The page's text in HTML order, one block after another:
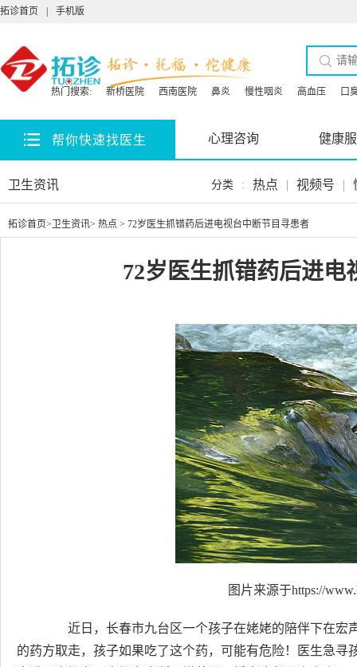
拓诊首页 手机版
热门搜索: 新桥医院 西南医院 鼻炎 慢性咽炎 高血压 口
帮你快速找医生 心理咨询 健康
卫生资讯 分类 : 热点 | 视频号 |
拓诊首页> 卫生资讯> 热点 > 72岁医生抓错药后进电视台中断节目寻患者
72岁医生抓错药后进电
图片来源于https://
近日，长春市九台区一个孩子在姥姥的陪伴下在宏
的药方取走，孩子如果吃了这个药，可能有危险！医生急